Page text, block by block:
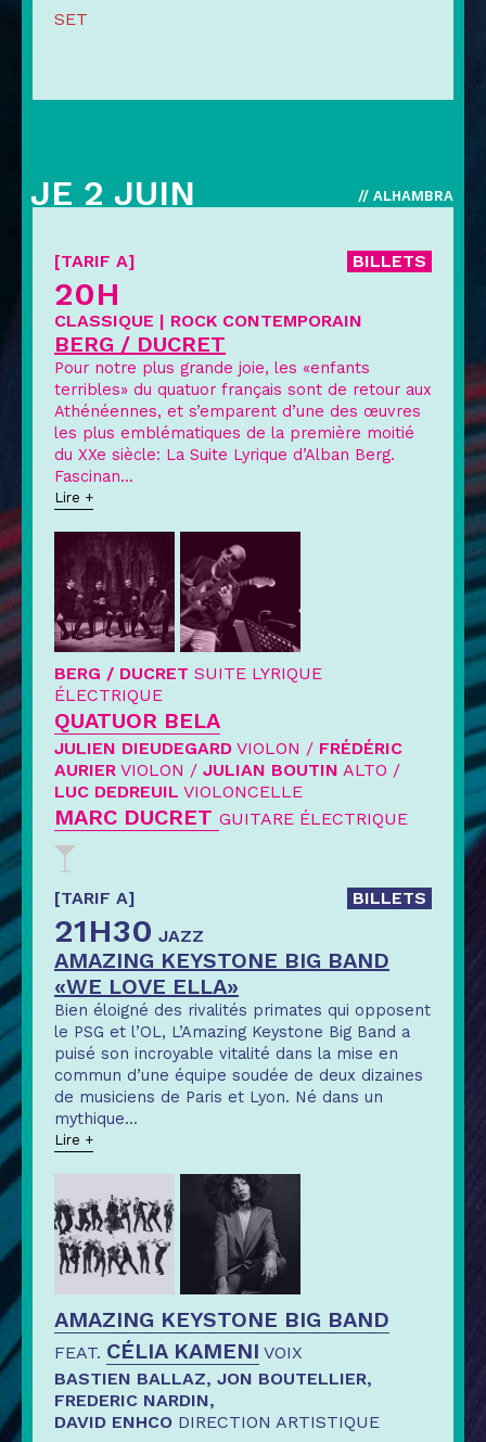
SET
// ALHAMBRA
JE 2 JUIN
[TARIF A] BILLETS
20H
CLASSIQUE | ROCK CONTEMPORAIN
BERG / DUCRET
Pour notre plus grande joie, les «enfants
terribles» du quatuor français sont de retour aux
Athénéennes, et s’emparent d’une des œuvres
les plus emblématiques de la première moitié
du XXe siècle: La Suite Lyrique d’Alban Berg.
Fascinan...
Lire +
BERG / DUCRET SUITE LYRIQUE
ÉLECTRIQUE
QUATUOR BELA
JULIEN DIEUDEGARD VIOLON / FRÉDÉRIC
AURIER VIOLON / JULIAN BOUTIN ALTO /
LUC DEDREUIL VIOLONCELLE
MARC DUCRET GUITARE ÉLECTRIQUE
[TARIF A] BILLETS
21H30 JAZZ
AMAZING KEYSTONE BIG BAND
«WE LOVE ELLA»
Bien éloigné des rivalités primates qui opposent
le PSG et l’OL, L’Amazing Keystone Big Band a
puisé son incroyable vitalité dans la mise en
commun d’une équipe soudée de deux dizaines
de musiciens de Paris et Lyon. Né dans un
mythique...
Lire +
AMAZING KEYSTONE BIG BAND
FEAT. CÉLIA KAMENI VOIX
BASTIEN BALLAZ, JON BOUTELLIER,
FREDERIC NARDIN,
DAVID ENHCO DIRECTION ARTISTIQUE